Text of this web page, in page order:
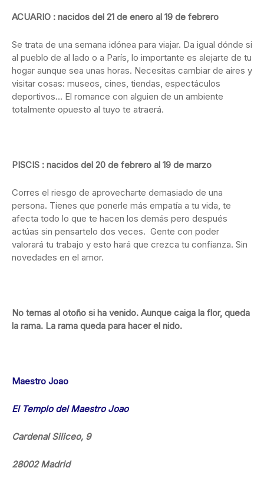
ACUARIO : nacidos del 21 de enero al 19 de febrero
Se trata de una semana idónea para viajar. Da igual dónde si
al pueblo de al lado o a París, lo importante es alejarte de tu
hogar aunque sea unas horas. Necesitas cambiar de aires y
visitar cosas: museos, cines, tiendas, espectáculos
deportivos… El romance con alguien de un ambiente
totalmente opuesto al tuyo te atraerá.
PISCIS : nacidos del 20 de febrero al 19 de marzo
Corres el riesgo de aprovecharte demasiado de una
persona. Tienes que ponerle más empatía a tu vida, te
afecta todo lo que te hacen los demás pero después
actúas sin pensartelo dos veces. Gente con poder
valorará tu trabajo y esto hará que crezca tu confianza. Sin
novedades en el amor.
No temas al otoño si ha venido. Aunque caiga la flor, queda
la rama. La rama queda para hacer el nido.
Maestro Joao
El Templo del Maestro Joao
Cardenal Siliceo, 9
28002 Madrid